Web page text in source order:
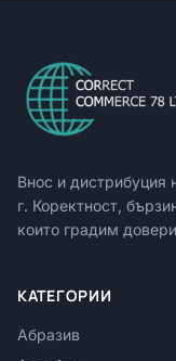
Внос и дистрибуция
г. Коректност,
които градим
КАТЕГОРИИ
Абразив